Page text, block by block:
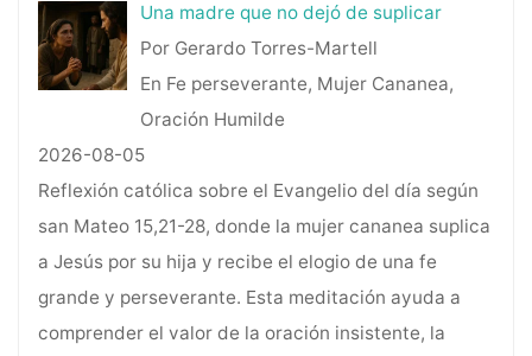
Una madre que no dejó de suplicar
Por Gerardo Torres-Martell
En Fe perseverante, Mujer Cananea,
Oración Humilde
2026-08-05
Reflexión católica sobre el Evangelio del día según
san Mateo 15,21-28, donde la mujer cananea suplica
a Jesús por su hija y recibe el elogio de una fe
grande y perseverante. Esta meditación ayuda a
comprender el valor de la oración insistente, la